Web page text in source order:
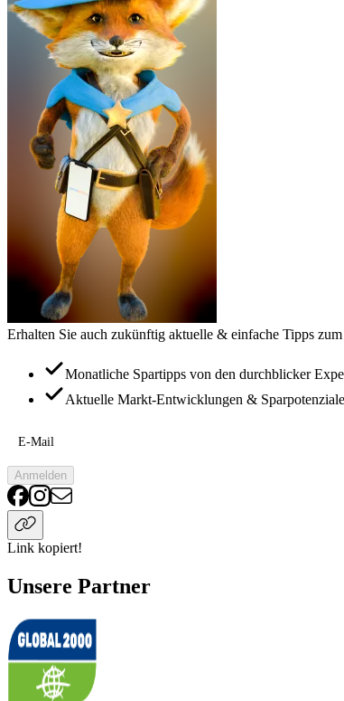
Erhalten Sie auch zukünftig aktuelle & einfache Tipps
Monatliche Spartipps von den durchblicker
Aktuelle Markt-Entwicklungen &
E-Mail
Anmelden
Link kopiert!
Unsere Partner